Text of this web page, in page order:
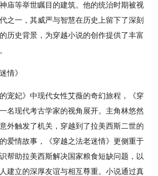
庙等举世瞩目的建筑。他的统治时期被视
之一，其威严与智慧在历史上留下了深刻
历史背景，为穿越小说的创作提供了丰富
情》
宠妃》中现代女性艾薇的奇幻旅程，《穿
名现代考古学家的视角展开。主角林悠然
外触发了机关，穿越到了拉美西斯二世的
爱情故事，《穿越之法老迷情》更侧重于
帮助拉美西斯解决国家粮食短缺问题，以
建立的深厚友谊与相互尊重。小说通过真